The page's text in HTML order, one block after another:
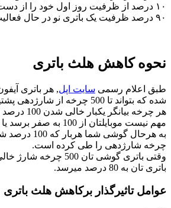
۱۰ درصد از ظرفیت روز اول خود را از
۹۰ درصد ظرفیت یک باتری نو در حال فعالیت است.
نحوه کاهش هلث باتری
طبق اعلام رسمی سایت اپل, هر باتری
شده که بتواند تا 500 چرخه از شارژدهی پشتیبانی کند.
هر چرخه بیانگر یکبار خالی شدن 100 درصد شارژ است.
مهم نیست موبایلتان از 100 به صفر برسد یا دوبار از 75 به 25 .
به هرحال گوشی
چرخه شارژدهی را طی کرده است.
وقتی باتری گوشی تان
باتری تان به 80 درصد میرسد.
عوامل تاثیرگذار برکاهش هلث باتری